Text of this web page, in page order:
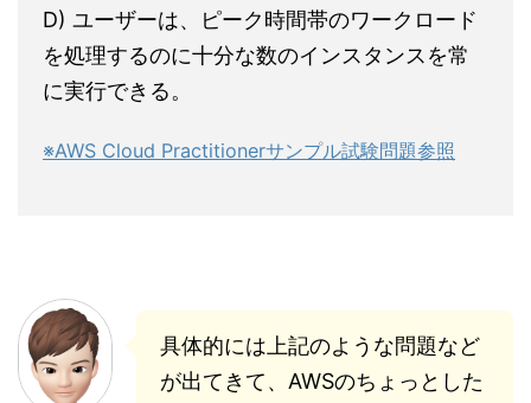
D) ユーザーは、ピーク時間帯のワークロード
を処理するのに十分な数のインスタンスを常
に実行できる。
※AWS Cloud Practitionerサンプル試験問題参照
具体的には上記のような問題など
が出てきて、AWSのちょっとした